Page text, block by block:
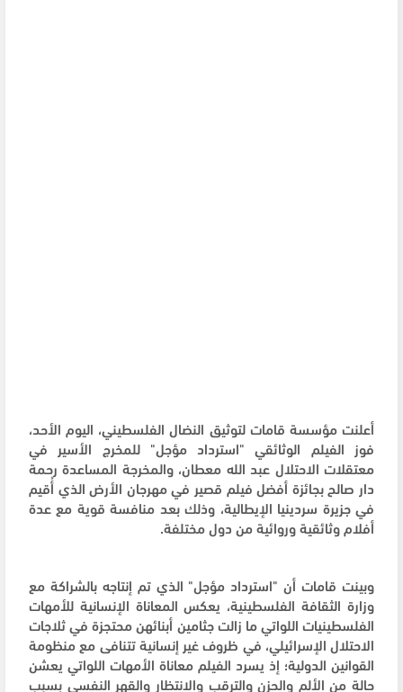
أعلنت مؤسسة قامات لتوثيق النضال الفلسطيني، اليوم الأحد،
فوز الفيلم الوثائقي "استرداد مؤجل" للمخرج الأسير في
معتقلات الاحتلال عبد الله معطان، والمخرجة المساعدة رحمة
دار صالح بجائزة أفضل فيلم قصير في مهرجان الأرض الذي أُقيم
في جزيرة سردينيا الإيطالية، وذلك بعد منافسة قوية مع عدة
أفلام وثائقية وروائية من دول مختلفة.
وبينت قامات أن "استرداد مؤجل" الذي تم إنتاجه بالشراكة مع
وزارة الثقافة الفلسطينية، يعكس المعاناة الإنسانية للأمهات
الفلسطينيات اللواتي ما زالت جثامين أبنائهن محتجزة في ثلاجات
الاحتلال الإسرائيلي، في ظروف غير إنسانية تتنافى مع منظومة
القوانين الدولية؛ إذ يسرد الفيلم معاناة الأمهات اللواتي يعشن
حالة من الألم والحزن والترقب والانتظار والقهر النفسي بسبب